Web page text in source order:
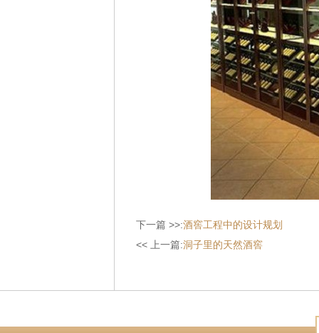
下一篇 >>:酒窖工程中的设计规划
<< 上一篇:洞子里的天然酒窖